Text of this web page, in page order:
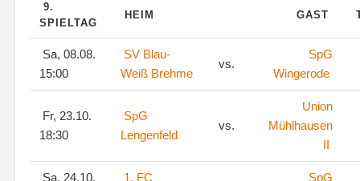
9.
SPIELTAG
HEIM GAST
Sa, 08.08.
15:00
SV Blau-
Weiß Brehme
vs.
SpG
Wingerode
Fr, 23.10.
18:30
SpG
Lengenfeld
vs.
Union
Mühlhausen
II
Sa, 24.10.
1. FC
SpG